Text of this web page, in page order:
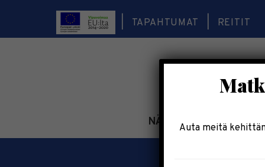
TAPAHTUMAT REITIT
NÄE & KOE TEE &
Auta meitä